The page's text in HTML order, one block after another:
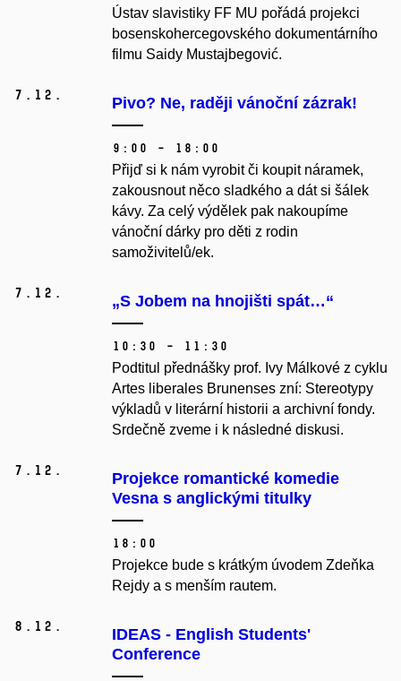
Ústav slavistiky FF MU pořádá projekci
bosenskohercegovského dokumentárního
filmu Saidy Mustajbegović.
7. 12. Pivo? Ne, raději vánoční zázrak!
9:00 – 18:00
Přijď si k nám vyrobit či koupit náramek,
zakousnout něco sladkého a dát si šálek
kávy. Za celý výdělek pak nakoupíme
vánoční dárky pro děti z rodin
samoživitelů/ek.
7. 12. „S Jobem na hnojišti spát…“
10:30 – 11:30
Podtitul přednášky prof. Ivy Málkové z cyklu
Artes liberales Brunenses zní: Stereotypy
výkladů v literární historii a archivní fondy.
Srdečně zveme i k následné diskusi.
7. 12.
Projekce romantické komedie
Vesna s anglickými titulky
18:00
Projekce bude s krátkým úvodem Zdeňka
Rejdy a s menším rautem.
8. 12.
IDEAS - English Students'
Conference